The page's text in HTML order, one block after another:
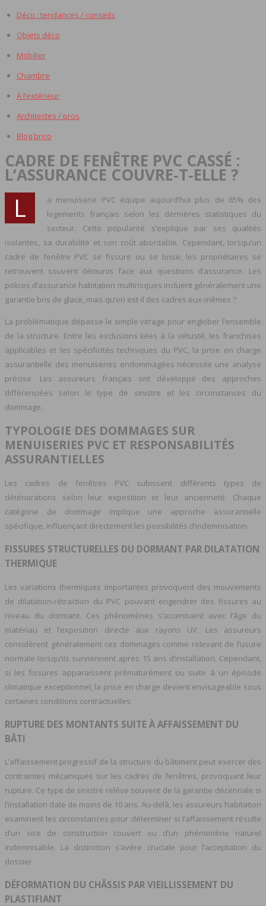
Déco : tendances / conseils
Objets déco
Mobilier
Chambre
À l’extérieur
Architectes / pros
Blog brico
CADRE DE FENÊTRE PVC CASSÉ :
L’ASSURANCE COUVRE‑T‑ELLE ?
L
a menuiserie PVC équipe aujourd’hui plus de 65% des
logements français selon les dernières statistiques du
secteur. Cette popularité s’explique par ses qualités
isolantes, sa durabilité et son coût abordable. Cependant, lorsqu’un
cadre de fenêtre PVC se fissure ou se brise, les propriétaires se
retrouvent souvent démunis face aux questions d’assurance. Les
polices d’assurance habitation multirisques incluent généralement une
garantie bris de glace, mais qu’en est-il des cadres eux-mêmes ?
La problématique dépasse le simple vitrage pour englober l’ensemble
de la structure. Entre les exclusions liées à la vétusté, les franchises
applicables et les spécificités techniques du PVC, la prise en charge
assurantielle des menuiseries endommagées nécessite une analyse
précise. Les assureurs français ont développé des approches
différenciées selon le type de sinistre et les circonstances du
dommage.
TYPOLOGIE DES DOMMAGES SUR
MENUISERIES PVC ET RESPONSABILITÉS
ASSURANTIELLES
Les cadres de fenêtres PVC subissent différents types de
détériorations selon leur exposition et leur ancienneté. Chaque
catégorie de dommage implique une approche assurantielle
spécifique, influençant directement les possibilités d’indemnisation.
FISSURES STRUCTURELLES DU DORMANT PAR DILATATION
THERMIQUE
Les variations thermiques importantes provoquent des mouvements
de dilatation-rétraction du PVC pouvant engendrer des fissures au
niveau du dormant. Ces phénomènes s’accentuent avec l’âge du
matériau et l’exposition directe aux rayons UV. Les assureurs
considèrent généralement ces dommages comme relevant de l’usure
normale lorsqu’ils surviennent après 15 ans d’installation. Cependant,
si les fissures apparaissent prématurément ou suite à un épisode
climatique exceptionnel, la prise en charge devient envisageable sous
certaines conditions contractuelles.
RUPTURE DES MONTANTS SUITE À AFFAISSEMENT DU
BÂTI
L’affaissement progressif de la structure du bâtiment peut exercer des
contraintes mécaniques sur les cadres de fenêtres, provoquant leur
rupture. Ce type de sinistre relève souvent de la garantie décennale si
l’installation date de moins de 10 ans. Au-delà, les assureurs habitation
examinent les circonstances pour déterminer si l’affaissement résulte
d’un vice de construction couvert ou d’un phénomène naturel
indemnisable. La distinction s’avère cruciale pour l’acceptation du
dossier.
DÉFORMATION DU CHÂSSIS PAR VIEILLISSEMENT DU
PLASTIFIANT